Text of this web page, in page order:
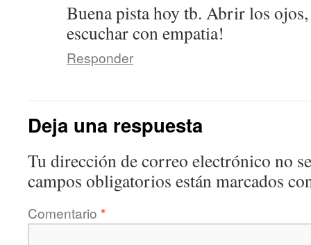
Buena pista hoy tb. Abrir los
escuchar con empatia!
Responder
Deja una respuesta
Tu dirección de correo electrónico no
campos obligatorios están marcados
Comentario *